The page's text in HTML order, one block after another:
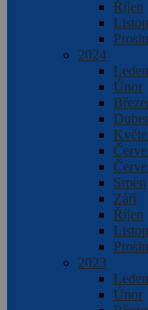
Říjen
2024
Leden
Únor
Srpen
Září
Říjen
2023
Leden
Únor